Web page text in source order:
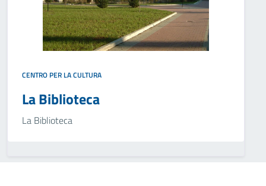
CENTRO PER LA CULTURA
La Biblioteca
La Biblioteca